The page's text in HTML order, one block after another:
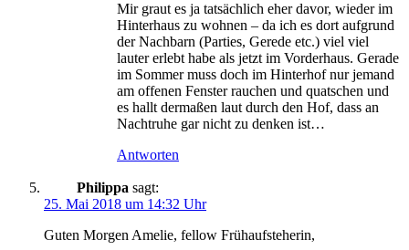
Mir graut es ja tatsächlich eher davor, wieder im
Hinterhaus zu wohnen – da ich es dort aufgrund
der Nachbarn (Parties, Gerede etc.) viel viel
lauter erlebt habe als jetzt im Vorderhaus. Gerade
im Sommer muss doch im Hinterhof nur jemand
am offenen Fenster rauchen und quatschen und
es hallt dermaßen laut durch den Hof, dass an
Nachtruhe gar nicht zu denken ist…
Antworten
Philippa sagt:
25. Mai 2018 um 14:32 Uhr
Guten Morgen Amelie, fellow Frühaufsteherin,